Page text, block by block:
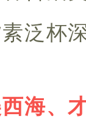
泛杯
海、